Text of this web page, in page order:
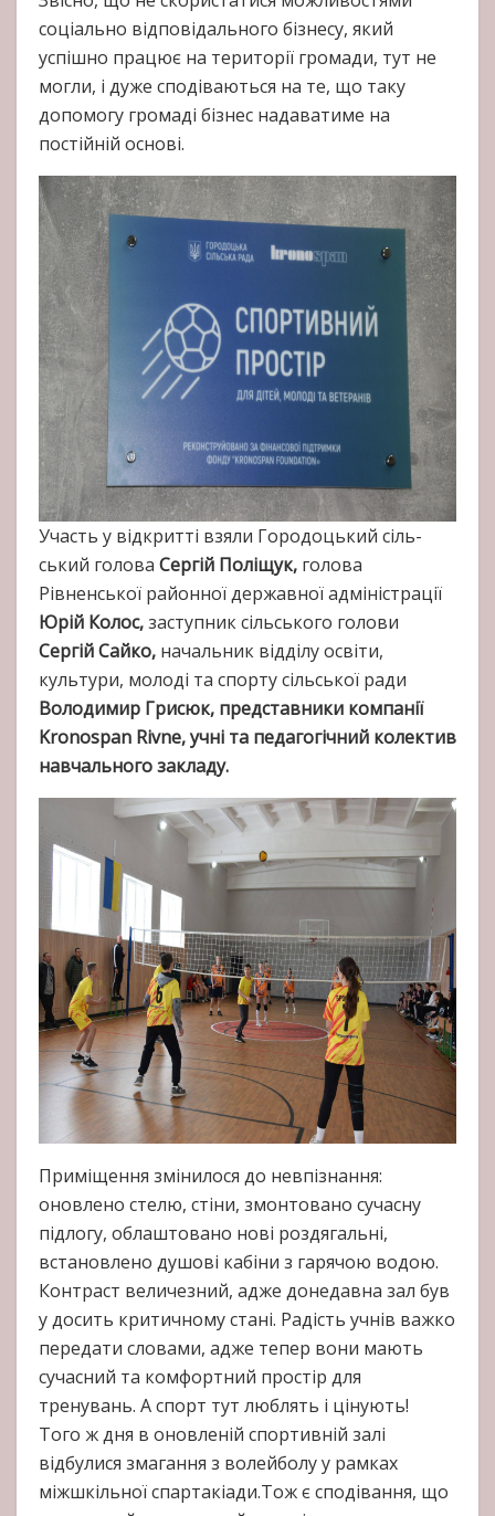
соціально відповідального бізнесу, який
успішно працює на території громади, тут не
могли, і дуже сподіваються на те, що таку
допомогу громаді бізнес надаватиме на
постійній основі.
Участь у відкритті взяли Городоцький сіль­
ський голова Сергій Поліщук, голова
Рівненської районної державної адміністрації
Юрій Колос,заступник сільського голови
Сергій Сайко, начальник відділу освіти,
культури, молоді та спорту сільської ради
Володимир Грисюк, представники компанії
Kronospan Rivne, учні та педагогічний колектив
навчального закладу.
Приміщення змінилося до невпізнання:
оновлено стелю, стіни, змонтовано сучасну
підлогу, облаштовано нові роздягальні,
встановлено душові кабіни з гарячою водою.
Контраст величезний, адже донедавна зал був
у досить критичному стані. Радість учнів важко
передати словами, адже тепер вони мають
сучасний та комфортний простір для
тренувань. А спорт тут люблять і цінують!
Того ж дня в оновленій спортивній залі
відбулися змагання з волейболу у рамках
міжшкільної спартакіади.Тож є сподівання, що